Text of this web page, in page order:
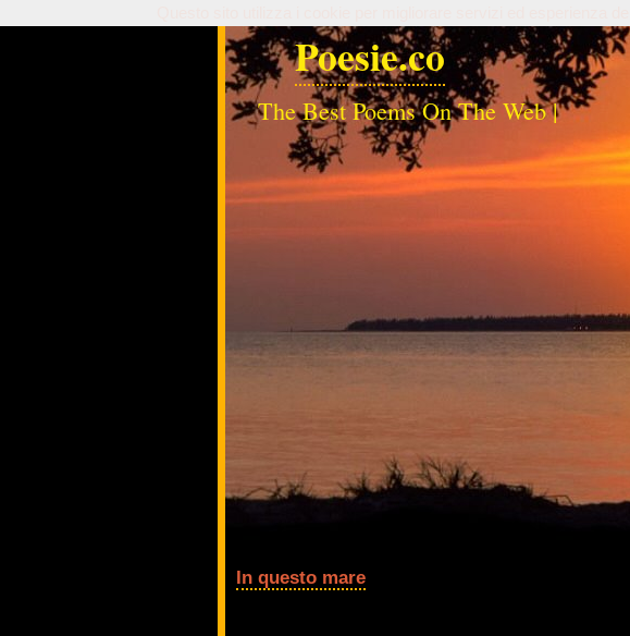
Poesie.co
The Best Poems On The Web |
In questo mare